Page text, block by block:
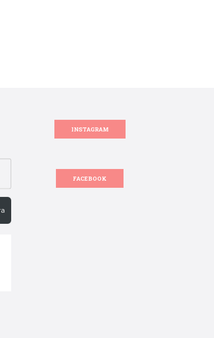
INSTAGRAM
FACEBOOK